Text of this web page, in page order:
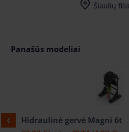
Šiaulių
Panašūs modeliai
Hidraulinė gervė Magni 6t